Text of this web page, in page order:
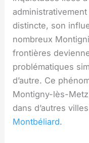
distincte, son
nombreux
frontières
problématiques
d’autre. Ce
Montigny-lès-
dans d’autres
Montbéliard.